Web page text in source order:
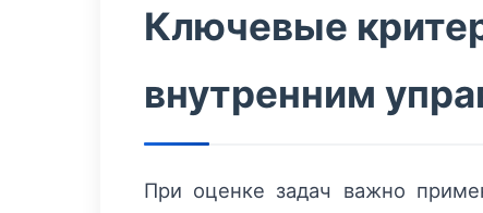
Ключевые
внутренним
При оценке задач важно